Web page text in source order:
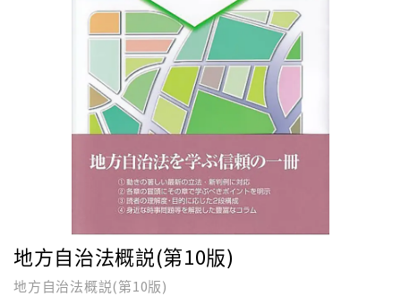
地方自治法概説(第10版)
地方自治法概説(第10版)